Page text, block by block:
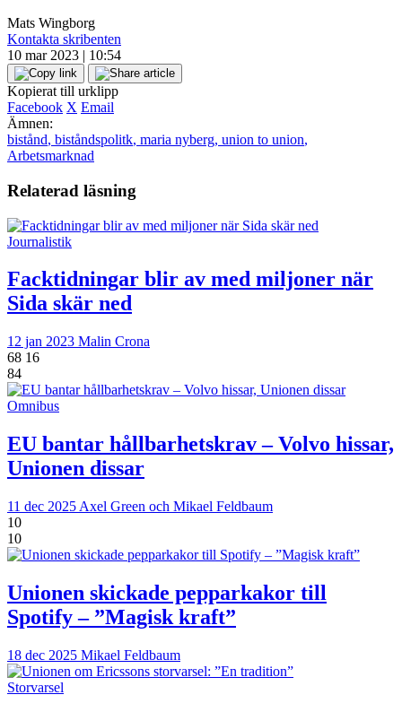
Mats Wingborg
Kontakta skribenten
10 mar 2023 | 10:54
Kopierat till urklipp
Facebook X Email
Ämnen:
bistånd, biståndspolitk, maria nyberg, union to union,
Arbetsmarknad
Relaterad läsning
Journalistik
Facktidningar blir av med miljoner när
Sida skär ned
12 jan 2023 Malin Crona
68 16
84
Omnibus
EU bantar hållbarhetskrav – Volvo hissar,
Unionen dissar
11 dec 2025 Axel Green och Mikael Feldbaum
10
10
Unionen skickade pepparkakor till
Spotify – ”Magisk kraft”
18 dec 2025 Mikael Feldbaum
Storvarsel